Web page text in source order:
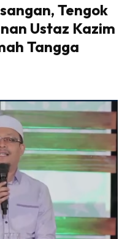
Tengok
Ustaz Kazim
Tangga